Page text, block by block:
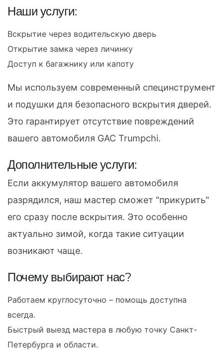
Наши услуги:
Вскрытие через водительскую дверь
Открытие замка через личинку
Доступ к багажнику или капоту
Мы используем современный специнструмент
и подушки для безопасного вскрытия дверей.
Это гарантирует отсутствие повреждений
вашего автомобиля GAC Trumpchi.
Дополнительные услуги:
Если аккумулятор вашего автомобиля
разрядился, наш мастер сможет "прикурить"
его сразу после вскрытия. Это особенно
актуально зимой, когда такие ситуации
возникают чаще.
Почему выбирают нас?
Работаем круглосуточно – помощь доступна
всегда.
Быстрый выезд мастера в любую точку Санкт-
Петербурга и области.